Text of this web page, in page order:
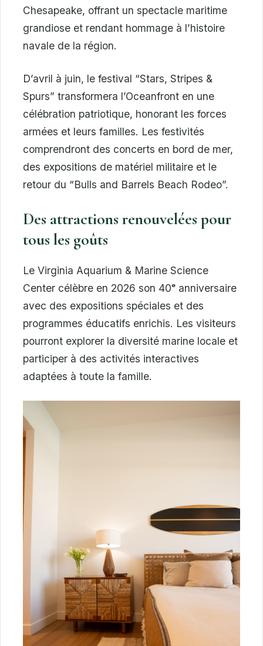
Chesapeake, offrant un spectacle maritime
grandiose et rendant hommage à l’histoire
navale de la région.
D’avril à juin, le festival “Stars, Stripes &
Spurs” transformera l’Oceanfront en une
célébration patriotique, honorant les forces
armées et leurs familles. Les festivités
comprendront des concerts en bord de mer,
des expositions de matériel militaire et le
retour du “Bulls and Barrels Beach Rodeo”.
Des attractions renouvelées pour
tous les goûts
Le Virginia Aquarium & Marine Science
Center célèbre en 2026 son 40ᵉ anniversaire
avec des expositions spéciales et des
programmes éducatifs enrichis. Les visiteurs
pourront explorer la diversité marine locale et
participer à des activités interactives
adaptées à toute la famille.